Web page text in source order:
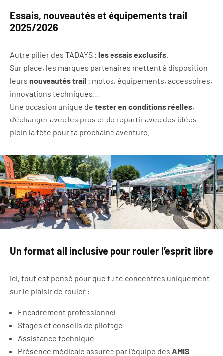
Essais, nouveautés et équipements trail
2025/2026
Autre pilier des TADAYS : les essais exclusifs
Sur place, les marques partenaires mettent à disposition
leurs nouveautés trail : motos, équipements, accessoires,
innovations techniques…
Une occasion unique de tester en conditions réelles,
d’échanger avec les pros et de repartir avec des idées
plein la tête pour ta prochaine aventure.
Un format all inclusive pour rouler l’esprit libre
Ici, tout est pensé pour que tu te concentres uniquement
sur le plaisir de rouler :
Encadrement professionnel
Stages et conseils de pilotage
Assistance technique
Présence médicale assurée par l’équipe des AMIS